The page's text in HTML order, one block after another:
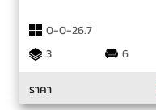
0-0-26.7
3
6
ราคา